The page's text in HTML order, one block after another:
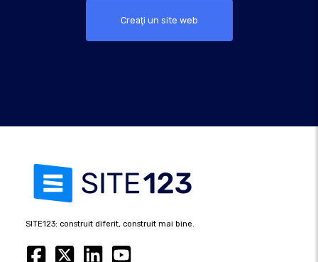
Creaţi un site web
SITE123: construit diferit, construit mai bine.